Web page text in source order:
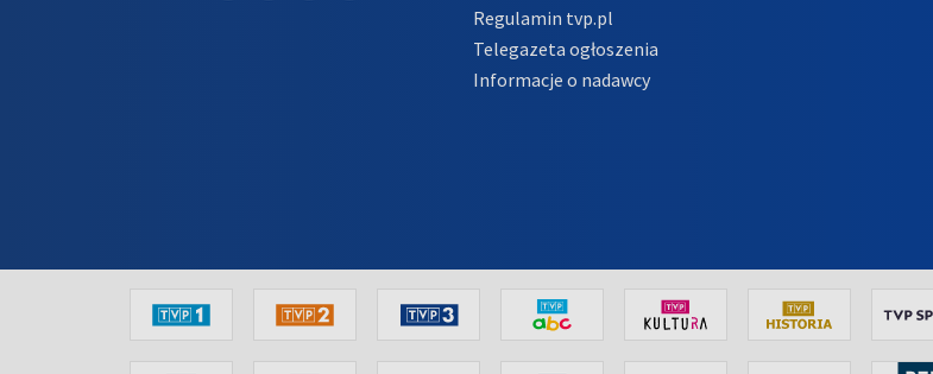
Regulamin tvp.pl
Telegazeta ogłoszenia
Informacje o nadawcy